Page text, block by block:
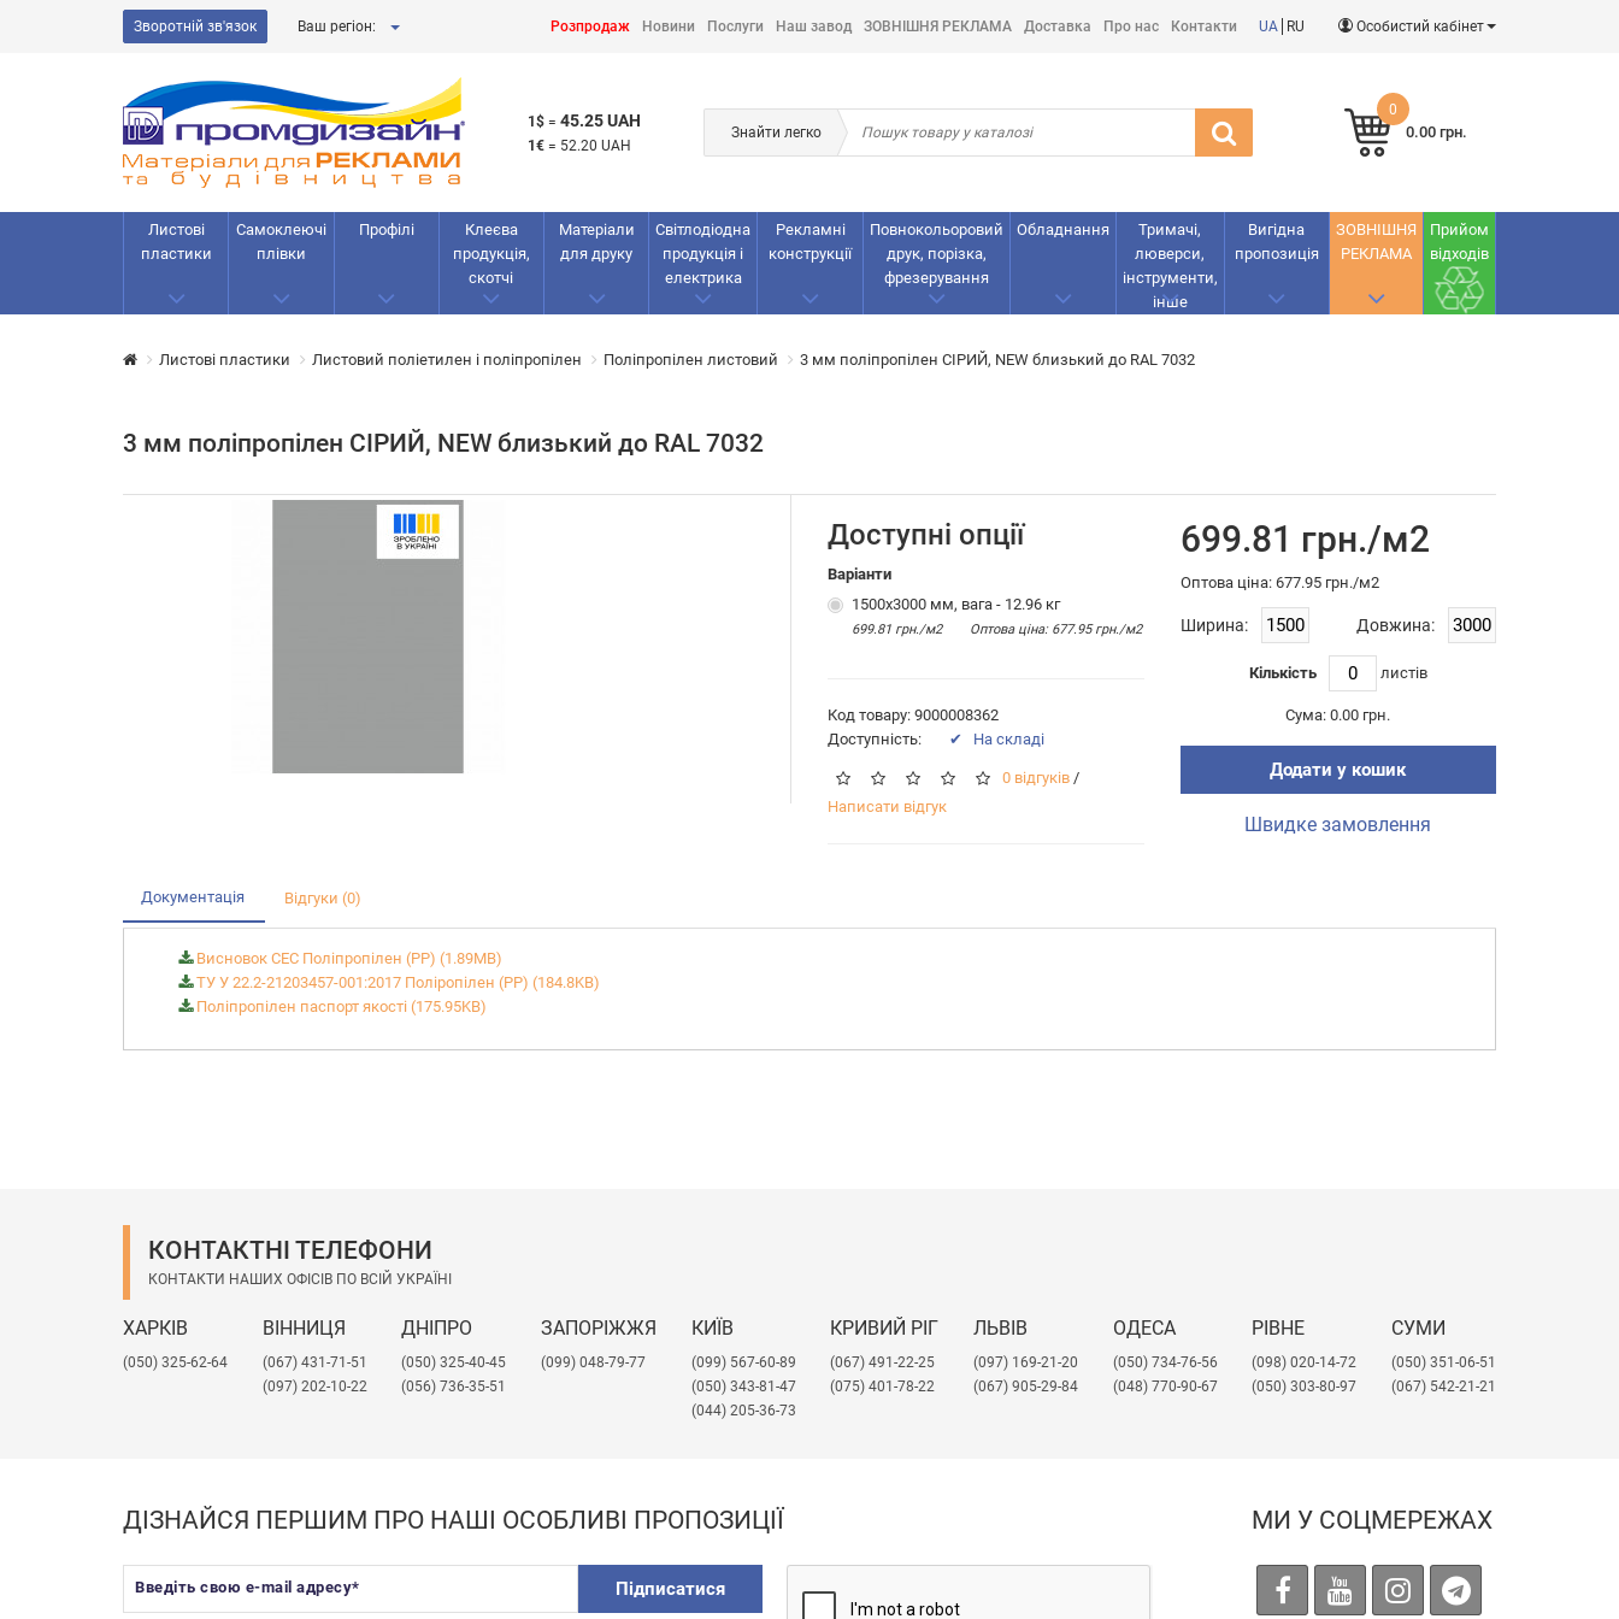
Зворотній зв'язок Ваш регіон: Розпродаж Новини Послуги Наш завод ЗОВНІШНЯ РЕКЛАМА Доставка Про нас Контакти UA RU Особистий кабінет
1$ = 45.25 UAH
1€ = 52.20 UAH
Знайти легко
0
0.00 грн.
Листові
пластики
Самоклеючі
плівки
Профілі
Клеєва
продукція,
скотчі
Матеріали
для друку
Світлодіодна
продукція і
електрика
Рекламнi
конструкції
Повнокольоровий
друк, порізка,
фрезерування
Обладнання
Тримачі,
люверси,
інструменти,
інше
Вигідна
пропозиція
ЗОВНІШНЯ
РЕКЛАМА
Прийом
відходів
Листові пластики Листовий поліетилен і поліпропілен Поліпропілен листовий 3 мм поліпропілен СІРИЙ, NEW близький до RAL 7032
3 мм поліпропілен СІРИЙ, NEW близький до RAL 7032
Доступні опції
Варіанти
1500х3000 мм, вага - 12.96 кг
699.81 грн./м2 Оптова цiна: 677.95 грн./м2
Код товару: 9000008362
Доступність:
✔ На складі
0 відгуків /
Написати відгук
699.81 грн./м2
Оптова цiна: 677.95 грн./м2
Ширина: Довжина:
Кількість листiв
Сума: 0.00 грн.
Додати у кошик
Швидке замовлення
Документація Відгуки (0)
Висновок СЕС Поліпропілен (PP) (1.89MB)
ТУ У 22.2-21203457-001:2017 Поліропілен (РР) (184.8KB)
Поліпропілен паспорт якості (175.95KB)
КОНТАКТНІ ТЕЛЕФОНИ
КОНТАКТИ НАШИХ ОФІСІВ ПО ВСІЙ УКРАЇНІ
ХАРКІВ
(050) 325-62-64
ВІННИЦЯ
(067) 431-71-51
(097) 202-10-22
ДНІПРО
(050) 325-40-45
(056) 736-35-51
ЗАПОРІЖЖЯ
(099) 048-79-77
КИЇВ
(099) 567-60-89
(050) 343-81-47
(044) 205-36-73
КРИВИЙ РІГ
(067) 491-22-25
(075) 401-78-22
ЛЬВІВ
​(097) 169-21-20
(067) 905-29-84
ОДЕСА
(050) 734-76-56
(048) 770-90-67
РІВНЕ
(098) 020-14-72
(050) 303-80-97
СУМИ
(050) 351-06-51
(067) 542-21-21
ДІЗНАЙСЯ ПЕРШИМ ПРО НАШІ ОСОБЛИВІ ПРОПОЗИЦІЇ
Введіть свою e-mail адресу* Підписатися
МИ У СОЦМЕРЕЖАХ